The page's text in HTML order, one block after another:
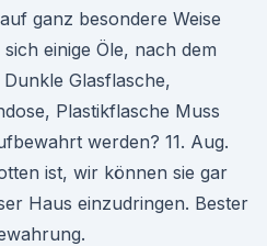
ganz besondere Weise
einige Öle, nach dem
Glasflasche,
Plastikflasche Muss
werden? 11. Aug.
ist, wir können sie gar
Haus einzudringen. Bester